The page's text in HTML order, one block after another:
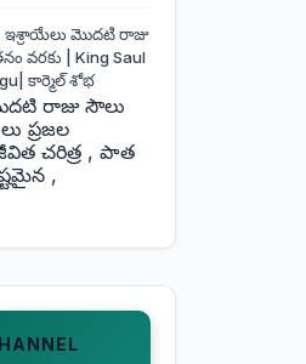
ఇశ్రాయేలు మొదటి రాజు
వరకు | King Saul
కార్మెల్ శోభ
రాజు సౌలు
ప్రజల
చరిత్ర , పాత
,